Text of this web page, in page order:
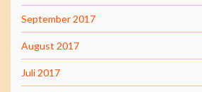
September 2017
August 2017
Juli 2017